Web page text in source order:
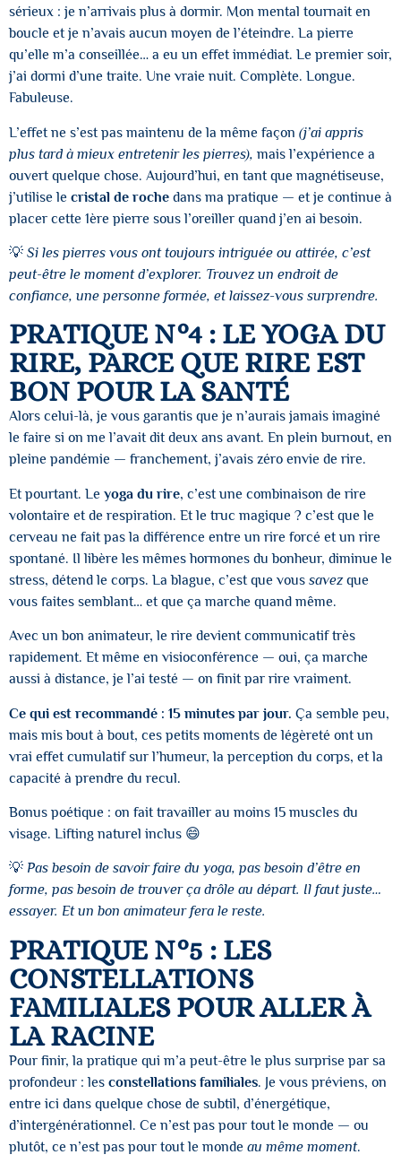
sérieux : je n’arrivais plus à dormir. Mon mental tournait en
boucle et je n’avais aucun moyen de l’éteindre. La pierre
qu’elle m’a conseillée… a eu un effet immédiat. Le premier soir,
j’ai dormi d’une traite. Une vraie nuit. Complète. Longue.
Fabuleuse.
L’effet ne s’est pas maintenu de la même façon (j’ai appris
plus tard à mieux entretenir les pierres), mais l’expérience a
ouvert quelque chose. Aujourd’hui, en tant que magnétiseuse,
j’utilise le cristal de roche dans ma pratique — et je continue à
placer cette 1ère pierre sous l’oreiller quand j’en ai besoin.
💡 Si les pierres vous ont toujours intriguée ou attirée, c’est
peut-être le moment d’explorer. Trouvez un endroit de
confiance, une personne formée, et laissez-vous surprendre.
PRATIQUE N°4 : LE YOGA DU
RIRE, PARCE QUE RIRE EST
BON POUR LA SANTÉ
Alors celui-là, je vous garantis que je n’aurais jamais imaginé
le faire si on me l’avait dit deux ans avant. En plein burnout, en
pleine pandémie — franchement, j’avais zéro envie de rire.
Et pourtant. Le yoga du rire, c’est une combinaison de rire
volontaire et de respiration. Et le truc magique ? c’est que le
cerveau ne fait pas la différence entre un rire forcé et un rire
spontané. Il libère les mêmes hormones du bonheur, diminue le
stress, détend le corps. La blague, c’est que vous savezque
vous faites semblant… et que ça marche quand même.
Avec un bon animateur, le rire devient communicatif très
rapidement. Et même en visioconférence — oui, ça marche
aussi à distance, je l’ai testé — on finit par rire vraiment.
Ce qui est recommandé : 15 minutes par jour. Ça semble peu,
mais mis bout à bout, ces petits moments de légèreté ont un
vrai effet cumulatif sur l’humeur, la perception du corps, et la
capacité à prendre du recul.
Bonus poétique : on fait travailler au moins 15 muscles du
visage. Lifting naturel inclus 😄
💡 Pas besoin de savoir faire du yoga, pas besoin d’être en
forme, pas besoin de trouver ça drôle au départ. Il faut juste…
essayer. Et un bon animateur fera le reste.
PRATIQUE N°5 : LES
CONSTELLATIONS
FAMILIALES POUR ALLER À
LA RACINE
Pour finir, la pratique qui m’a peut-être le plus surprise par sa
profondeur : les constellations familiales. Je vous préviens, on
entre ici dans quelque chose de subtil, d’énergétique,
d’intergénérationnel. Ce n’est pas pour tout le monde — ou
plutôt, ce n’est pas pour tout le monde au même moment.